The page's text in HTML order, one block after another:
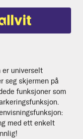
er universelt
seg skjermen på
funksjoner som
med ett enkelt